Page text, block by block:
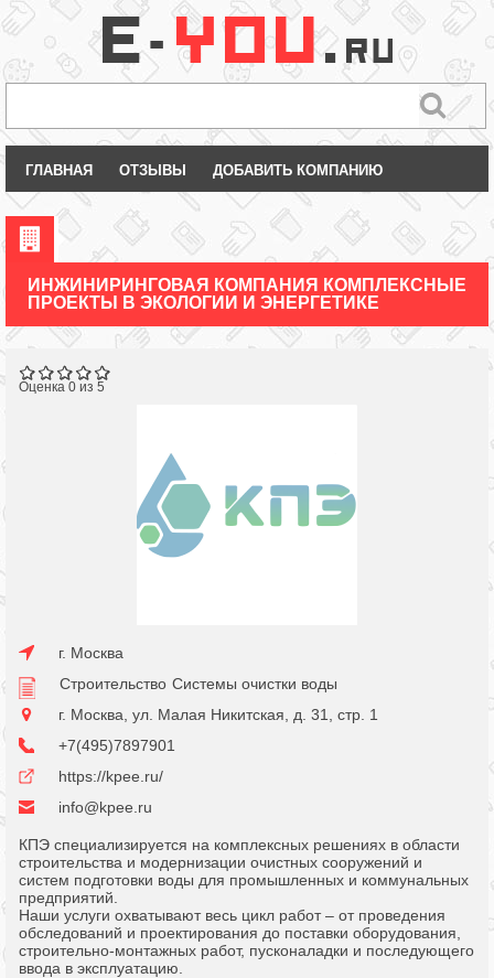
ГЛАВНАЯ ОТЗЫВЫ ДОБАВИТЬ КОМПАНИЮ
ИНЖИНИРИНГОВАЯ КОМПАНИЯ КОМПЛЕКСНЫЕ
ПРОЕКТЫ В ЭКОЛОГИИ И ЭНЕРГЕТИКЕ
Оценка 0 из 5
г. Москва
Строительство Системы очистки воды
г. Москва, ул. Малая Никитская, д. 31, стр. 1
+7(495)7897901
https://kpee.ru/
info@kpee.ru
КПЭ специализируется на комплексных решениях в области
строительства и модернизации очистных сооружений и
систем подготовки воды для промышленных и коммунальных
предприятий.
Наши услуги охватывают весь цикл работ – от проведения
обследований и проектирования до поставки оборудования,
строительно-монтажных работ, пусконаладки и последующего
ввода в эксплуатацию.